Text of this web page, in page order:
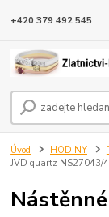
+420 379 492 545
Úvod HODINY
JVD quartz NS27043/